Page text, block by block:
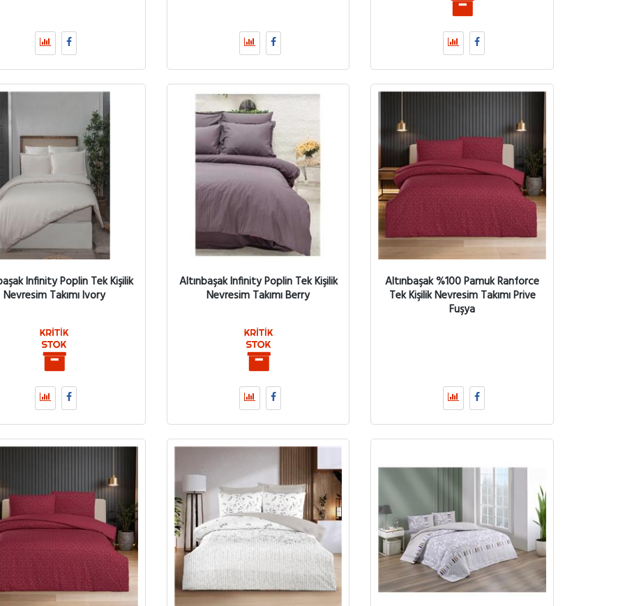
Infinity Poplin Tek Kişilik
Nevresim Takımı Ivory
Altınbaşak Infinity Poplin Tek Kişilik
Nevresim Takımı Berry
Altınbaşak %100 Pamuk Ranforce
Tek Kişilik Nevresim Takımı Prive
Fuşya